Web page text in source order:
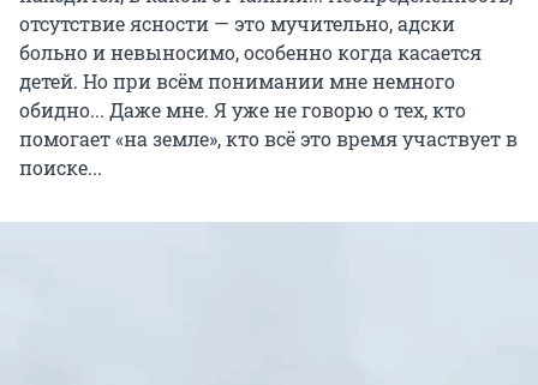
отсутствие ясности — это мучительно, адски
больно и невыносимо, особенно когда касается
детей. Но при всём понимании мне немного
обидно... Даже мне. Я уже не говорю о тех, кто
помогает «на земле», кто всё это время участвует в
поиске...